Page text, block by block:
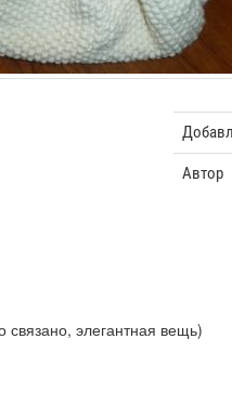
Автор
связано, элегантная вещь)